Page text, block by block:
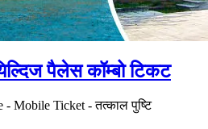
पैलेस कॉम्बो टिकट
- Mobile Ticket - तत्काल पुष्टि